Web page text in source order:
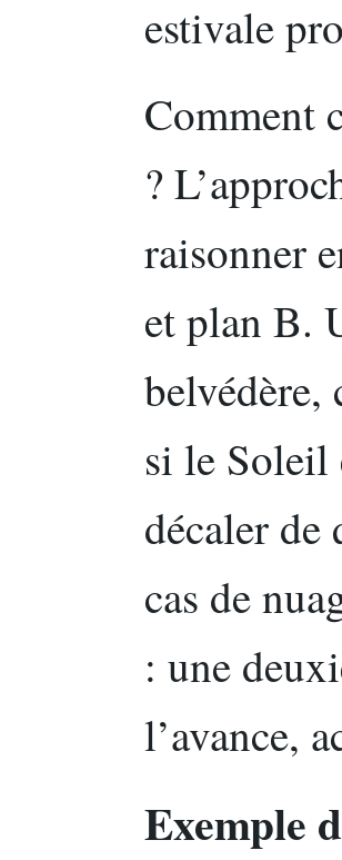
estivale
Comment
?
raisonner
et plan B.
belvédère,
si le Soleil
décaler de
cas de
: une
l’avance,
Exemple